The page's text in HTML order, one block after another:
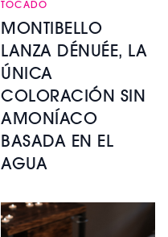
TOCADO
MONTIBELLO
LANZA DÉNUÉE, LA
ÚNICA
COLORACIÓN SIN
AMONÍACO
BASADA EN EL
AGUA